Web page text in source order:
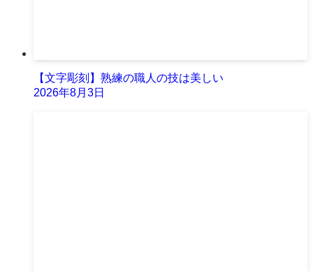
【文字彫刻】熟練の職人の技は美しい
2026年8月3日